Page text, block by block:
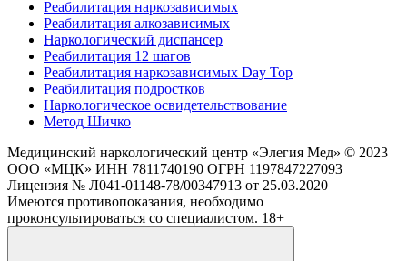
Реабилитация наркозависимых
Реабилитация алкозависимых
Наркологический диспансер
Реабилитация 12 шагов
Реабилитация наркозависимых Day Top
Реабилитация подростков
Наркологическое освидетельствование
Метод Шичко
Медицинский наркологический центр «Элегия Мед» © 2023
ООО «МЦК» ИНН 7811740190 ОГРН 1197847227093
Лицензия № Л041-01148-78/00347913 от 25.03.2020
Имеются противопоказания, необходимо
проконсультироваться со специалистом. 18+